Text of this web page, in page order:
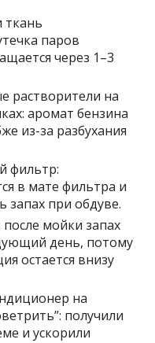
ткань
паров
через 1–3
растворители на
аромат бензина
из-за разбухания
фильтр:
в мате фильтра и
при обдуве.
мойки запах
день, потому
остается внизу
на
получили
и ускорили